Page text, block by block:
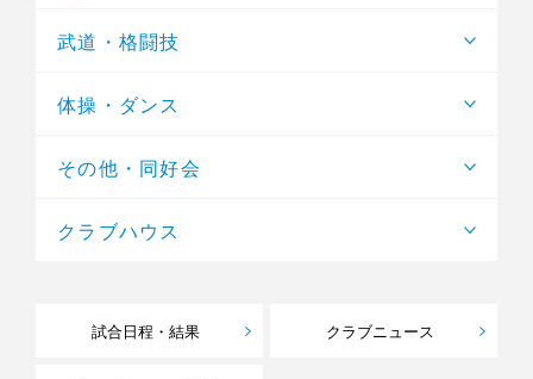
武道・格闘技
体操・ダンス
その他・同好会
クラブハウス
試合日程・結果 クラブニュース